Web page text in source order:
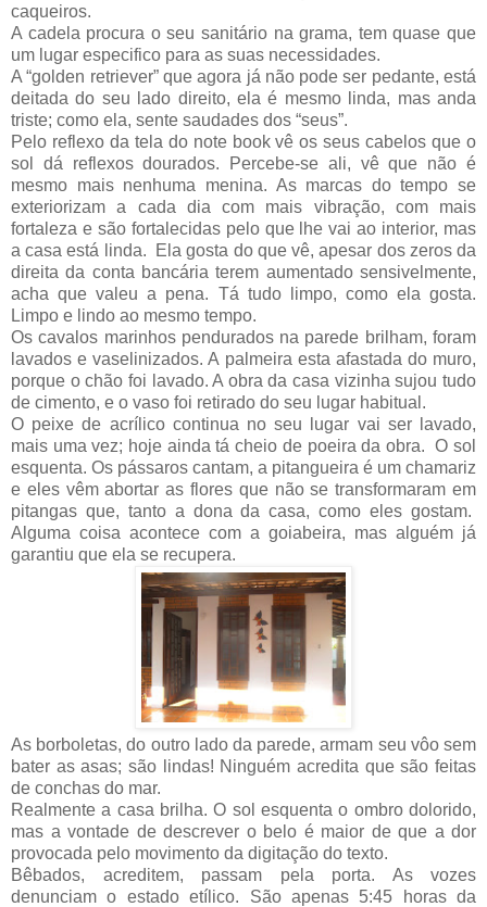
caqueiros.
A cadela procura o seu sanitário na grama, tem quase que
um lugar especifico para as suas necessidades.
A “golden retriever” que agora já não pode ser pedante, está
deitada do seu lado direito, ela é mesmo linda, mas anda
triste; como ela, sente saudades dos “seus”.
Pelo reflexo da tela do note book vê os seus cabelos que o
sol dá reflexos dourados. Percebe-se ali, vê que não é
mesmo mais nenhuma menina. As marcas do tempo se
exteriorizam a cada dia com mais vibração, com mais
fortaleza e são fortalecidas pelo que lhe vai ao interior, mas
a casa está linda. Ela gosta do que vê, apesar dos zeros da
direita da conta bancária terem aumentado sensivelmente,
acha que valeu a pena. Tá tudo limpo, como ela gosta.
Limpo e lindo ao mesmo tempo.
Os cavalos marinhos pendurados na parede brilham, foram
lavados e vaselinizados. A palmeira esta afastada do muro,
porque o chão foi lavado. A obra da casa vizinha sujou tudo
de cimento, e o vaso foi retirado do seu lugar habitual.
O peixe de acrílico continua no seu lugar vai ser lavado,
mais uma vez; hoje ainda tá cheio de poeira da obra. O sol
esquenta. Os pássaros cantam, a pitangueira é um chamariz
e eles vêm abortar as flores que não se transformaram em
pitangas que, tanto a dona da casa, como eles gostam.
Alguma coisa acontece com a goiabeira, mas alguém já
garantiu que ela se recupera.
As borboletas, do outro lado da parede, armam seu vôo sem
bater as asas; são lindas! Ninguém acredita que são feitas
de conchas do mar.
Realmente a casa brilha. O sol esquenta o ombro dolorido,
mas a vontade de descrever o belo é maior de que a dor
provocada pelo movimento da digitação do texto.
Bêbados, acreditem, passam pela porta. As vozes
denunciam o estado etílico. São apenas 5:45 horas da